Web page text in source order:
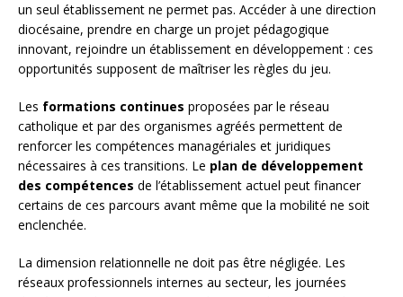
un seul établissement ne permet pas. Accéder à une direction
diocésaine, prendre en charge un projet pédagogique
innovant, rejoindre un établissement en développement : ces
opportunités supposent de maîtriser les règles du jeu.
Les formations continues proposées par le réseau
catholique et par des organismes agréés permettent de
renforcer les compétences managériales et juridiques
nécessaires à ces transitions. Le plan de développement
des compétences de l’établissement actuel peut financer
certains de ces parcours avant même que la mobilité ne soit
enclenchée.
La dimension relationnelle ne doit pas être négligée. Les
réseaux professionnels internes au secteur, les journées